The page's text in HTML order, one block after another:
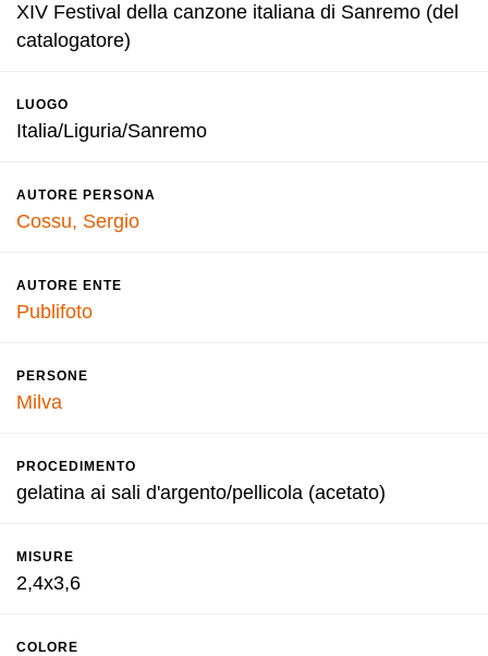
XIV Festival della canzone italiana di Sanremo (del
catalogatore)
LUOGO
Italia/Liguria/Sanremo
AUTORE PERSONA
Cossu, Sergio
AUTORE ENTE
Publifoto
PERSONE
Milva
PROCEDIMENTO
gelatina ai sali d'argento/pellicola (acetato)
MISURE
2,4x3,6
COLORE